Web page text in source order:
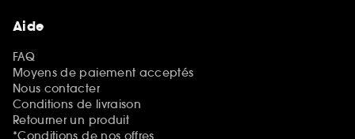
Aide
FAQ
Moyens de paiement acceptés
Nous contacter
Conditions de livraison
Retourner un produit
*Conditions de nos offres